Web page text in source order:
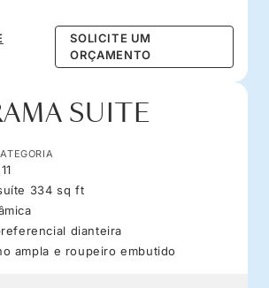
SOLICITE UM
ORÇAMENTO
SUITE
334 sq ft
dianteira
ampla e roupeiro embutido